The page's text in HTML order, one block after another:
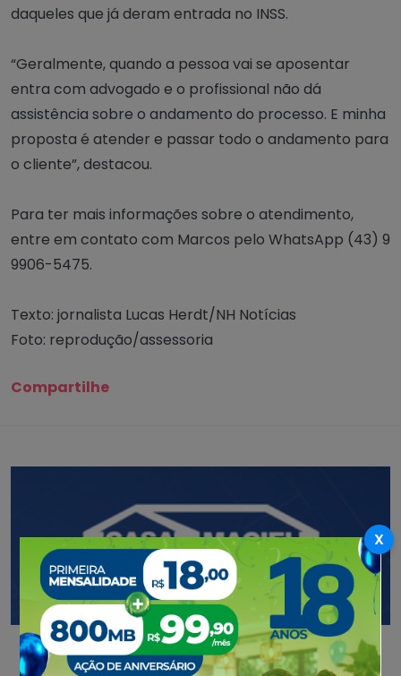
daqueles que já deram entrada no INSS.
“Geralmente, quando a pessoa vai se aposentar
entra com advogado e o profissional não dá
assistência sobre o andamento do processo. E minha
proposta é atender e passar todo o andamento para
o cliente”, destacou.
Para ter mais informações sobre o atendimento,
entre em contato com Marcos pelo WhatsApp (43) 9
9906-5475.
Texto: jornalista Lucas Herdt/NH Notícias
Foto: reprodução/assessoria
Compartilhe
X